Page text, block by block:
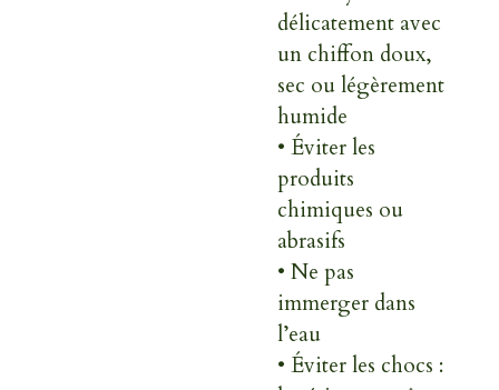
délicatement avec
un chiffon doux,
sec ou légèrement
humide
• Éviter les
produits
chimiques ou
abrasifs
• Ne pas
immerger dans
l’eau
• Éviter les chocs :